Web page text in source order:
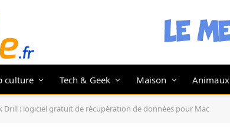
culture Tech & Geek Maison Animaux
Drill : logiciel gratuit de récupération de données pour Mac